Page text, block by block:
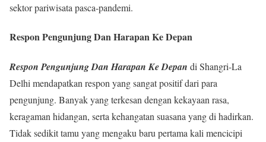
sektor pariwisata pasca-pandemi.
Respon Pengunjung Dan Harapan Ke Depan
Respon Pengunjung Dan Harapan Ke Depan di Shangri-La
Delhi mendapatkan respon yang sangat positif dari para
pengunjung. Banyak yang terkesan dengan kekayaan rasa,
keragaman hidangan, serta kehangatan suasana yang di hadirkan.
Tidak sedikit tamu yang mengaku baru pertama kali mencicipi